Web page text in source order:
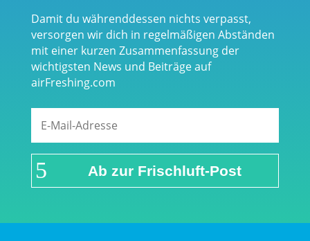
Damit du währenddessen nichts verpasst,
versorgen wir dich in regelmäßigen Abständen
mit einer kurzen Zusammenfassung der
wichtigsten News und Beiträge auf
airFreshing.com
Ab zur Frischluft-Post